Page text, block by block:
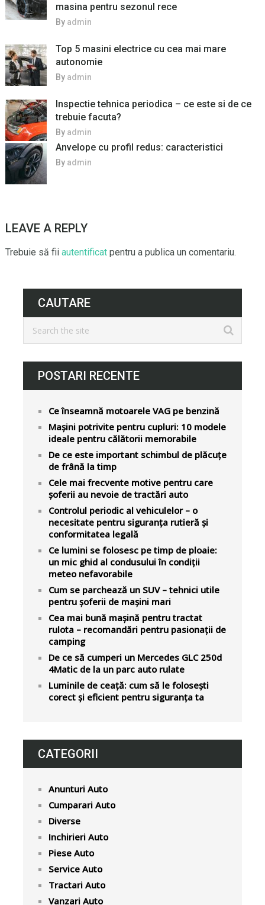
masina pentru sezonul rece
By admin
Top 5 masini electrice cu cea mai mare
autonomie
By admin
Inspectie tehnica periodica – ce este si de ce
trebuie facuta?
By admin
Anvelope cu profil redus: caracteristici
By admin
LEAVE A REPLY
Trebuie să fii autentificatpentru a publica un comentariu.
CAUTARE
POSTARI RECENTE
Ce înseamnă motoarele VAG pe benzină
Mașini potrivite pentru cupluri: 10 modele
ideale pentru călătorii memorabile
De ce este important schimbul de plăcuțe
de frână la timp
Cele mai frecvente motive pentru care
șoferii au nevoie de tractări auto
Controlul periodic al vehiculelor – o
necesitate pentru siguranța rutieră și
conformitatea legală
Ce lumini se folosesc pe timp de ploaie:
un mic ghid al condusului în condiții
meteo nefavorabile
Cum se parchează un SUV – tehnici utile
pentru șoferii de mașini mari
Cea mai bună mașină pentru tractat
rulota – recomandări pentru pasionații de
camping
De ce să cumperi un Mercedes GLC 250d
4Matic de la un parc auto rulate
Luminile de ceață: cum să le folosești
corect și eficient pentru siguranța ta
CATEGORII
Anunturi Auto
Cumparari Auto
Diverse
Inchirieri Auto
Piese Auto
Service Auto
Tractari Auto
Vanzari Auto